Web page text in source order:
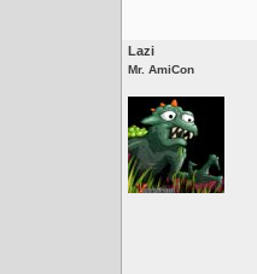
Lazi
Mr. AmiCon